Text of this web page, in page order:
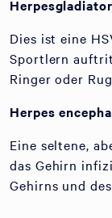
Dies ist eine
Sportlern
Ringer oder
Herpes
Eine seltene,
das Gehirn
Gehirns und